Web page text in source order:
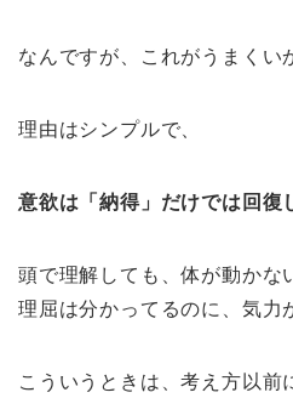
なんですが、これがうまくい
理由はシンプルで、
意欲は「納得」だけでは回復
頭で理解しても、体が動かな
理屈は分かってるのに、気力
こういうときは、考え方以前